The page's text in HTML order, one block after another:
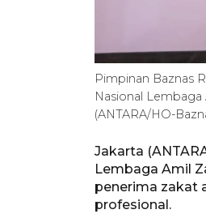
Pimpinan Baznas
Nasional Lembaga
(ANTARA/HO-
Jakarta
Lembaga Amil
penerima zakat
profesional.